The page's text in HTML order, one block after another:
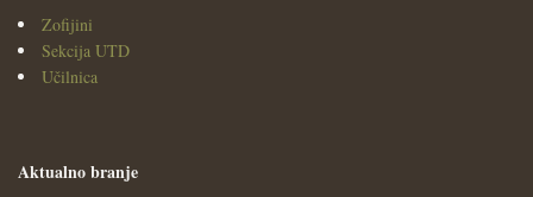
Zofijini
Sekcija UTD
Učilnica
Aktualno branje